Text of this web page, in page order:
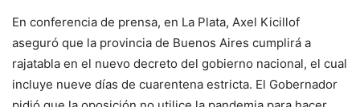
En conferencia de prensa, en La Plata, Axel Kicillof
aseguró que la provincia de Buenos Aires cumplirá a
rajatabla en el nuevo decreto del gobierno nacional, el cual
incluye nueve días de cuarentena estricta. El Gobernador